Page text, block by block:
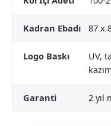
Kadran Ebadı 87 x
Logo Baskı
UV,
Garanti 2 yıl